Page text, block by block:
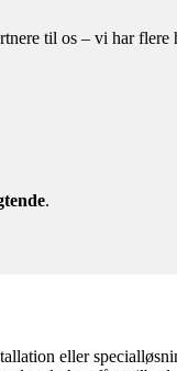
til os – vi har
.
eller